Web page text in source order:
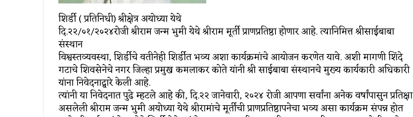
शिर्डी ( प्रतिनिधी) श्रीक्षेत्र अयोध्या येथे
दि.२२/०१/२०२४रोजी श्रीराम जन्म भुमी येथे श्रीराम मूर्ती प्राणप्रतिष्ठा होणार आहे. त्यानिमित्त श्रीसाईबाबा
संस्थान
विश्वस्तव्यवस्था, शिर्डीचे वतीनेही शिर्डीत भव्य अशा कार्यक्रमांचे आयोजन करणेत यावे. अशी मागणी शिंदे
गटाचे शिवसेनेचे नगर जिल्हा प्रमुख कमलाकर कोते यांनी श्री साईबाबा संस्थानचे मुख्य कार्यकारी अधिकारी
यांना निवेदनाद्वारे केली आहे.
त्यांनी या निवेदनात पुढे म्हटले आहे की, दि.२२ जानेवारी, २०२४ रोजी आपणा सर्वांना अनेक वर्षांपासुन प्रतिक्षा
असलेली श्रीराम जन्म भुमी अयोध्या येथे श्रीरामांचे मूर्तीची प्राणप्रतिष्ठापनेचा भव्य असा कार्यक्रम संपन्न होत